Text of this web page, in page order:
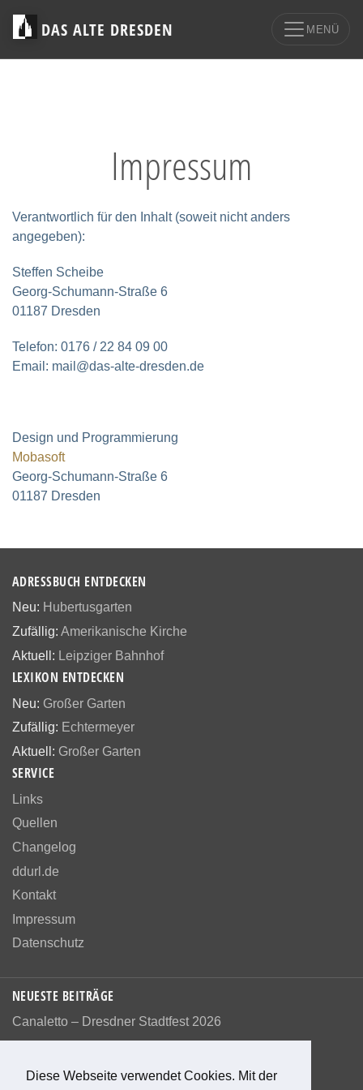
Diese Webseite verwendet Cookies. Mit der
DAS ALTE DRESDEN MENÜ
Impressum
Verantwortlich für den Inhalt (soweit nicht anders
angegeben):
Steffen Scheibe
Georg-Schumann-Straße 6
01187 Dresden
Telefon: 0176 / 22 84 09 00
Email: mail@das-alte-dresden.de
Design und Programmierung
Mobasoft
Georg-Schumann-Straße 6
01187 Dresden
ADRESSBUCH ENTDECKEN
Neu: Hubertusgarten
Zufällig: Amerikanische Kirche
Aktuell: Leipziger Bahnhof
LEXIKON ENTDECKEN
Neu: Großer Garten
Zufällig: Echtermeyer
Aktuell: Großer Garten
SERVICE
Links
Quellen
Changelog
ddurl.de
Kontakt
Impressum
Datenschutz
NEUESTE BEITRÄGE
Canaletto – Dresdner Stadtfest 2026